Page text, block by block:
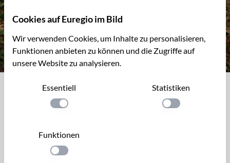
Umleitung des Eifelsteigs bei
Mühlenflürchen über den Kylltalradweg
Radweg von Mühlenfürchen nach Kordel, der seit 2009
Cookies auf Euregio im Bild
Wir verwenden Cookies, um Inhalte zu personalisieren,
Funktionen anbieten zu können und die Zugriffe auf
unsere Website zu analysieren.
Essentiell
Einstellung anwenden
Statistiken
Einstellung
Funktionen
Einstellung anwenden